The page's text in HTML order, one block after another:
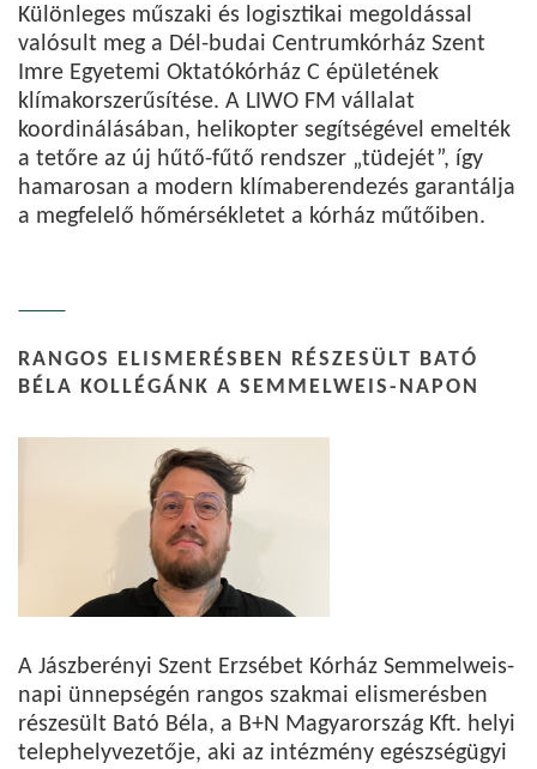
Különleges műszaki és logisztikai megoldással
valósult meg a Dél-budai Centrumkórház Szent
Imre Egyetemi Oktatókórház C épületének
klímakorszerűsítése. A LIWO FM vállalat
koordinálásában, helikopter segítségével emelték
a tetőre az új hűtő-fűtő rendszer „tüdejét”, így
hamarosan a modern klímaberendezés garantálja
a megfelelő hőmérsékletet a kórház műtőiben.
RANGOS ELISMERÉSBEN RÉSZESÜLT BATÓ
BÉLA KOLLÉGÁNK A SEMMELWEIS-NAPON
A Jászberényi Szent Erzsébet Kórház Semmelweis-
napi ünnepségén rangos szakmai elismerésben
részesült Bató Béla, a B+N Magyarország Kft. helyi
telephelyvezetője, aki az intézmény egészségügyi